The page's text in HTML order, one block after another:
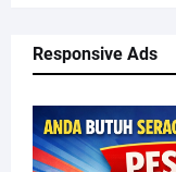
Responsive Ads